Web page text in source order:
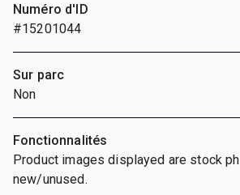
Numéro d'ID
#15201044
Sur parc
Non
Fonctionnalités
Product images displayed are stock
new/unused.